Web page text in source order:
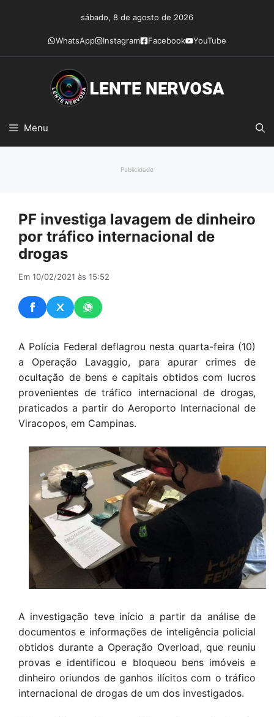
conteúdo
sábado, 8 de agosto de 2026
WhatsApp Instagram Facebook YouTube
Menu
Publicidade
PF investiga lavagem de dinheiro
por tráfico internacional de
drogas
Em 10/02/2021 às 15:52
A Polícia Federal deflagrou nesta quarta-feira (10)
a Operação Lavaggio, para apurar crimes de
ocultação de bens e capitais obtidos com lucros
provenientes de tráfico internacional de drogas,
praticados a partir do Aeroporto Internacional de
Viracopos, em Campinas.
A investigação teve início a partir da análise de
documentos e informações de inteligência policial
obtidos durante a Operação Overload, que reuniu
provas e identificou e bloqueou bens imóveis e
dinheiro oriundos de ganhos ilícitos com o tráfico
internacional de drogas de um dos investigados.